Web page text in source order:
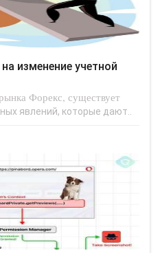
Форекс, существует
явлений, которые дают..